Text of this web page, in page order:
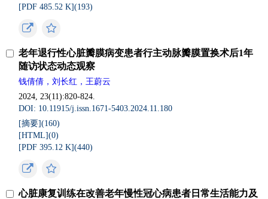
[PDF 485.52 K](193)
老年退行性心脏瓣膜病变患者行主动脉瓣膜置换术后1年
随访状态动态观察
钱倩倩，刘长红，王蔚云
2024, 23(11):820-824.
DOI: 10.11915/j.issn.1671-5403.2024.11.180
[摘要](160)
[HTML](0)
[PDF 395.12 K](440)
心脏康复训练在改善老年慢性冠心病患者日常生活能力及